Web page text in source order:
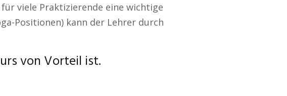
viele Praktizierende eine wichtige
Positionen) kann der Lehrer durch
von Vorteil ist.